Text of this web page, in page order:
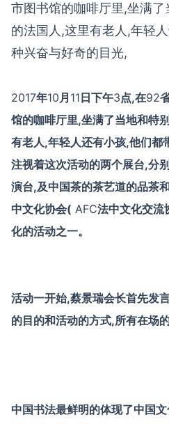
市图书馆的咖啡厅里,坐满
的法国人,这里有老人,年轻
种兴奋与好奇的目光,
2017年10月 11 日下午3点,在92
馆的咖啡厅里,坐满了当地和特
有老人,年轻人还有小孩,他们都
注视着这次活动的两个展台,分
演台,及中国茶的茶艺道的品茶
中文化协会( AFC法中文化交流
化的活动之一。
活动一开始,蔡景瑞会长首先发
的目的和活动的方式,所有在场
中国书法最鲜明的体现了中国